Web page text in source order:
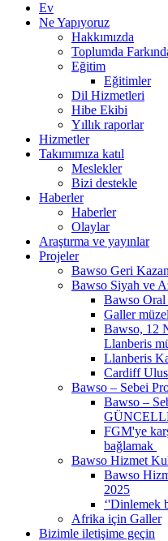
Ev
Ne Yapıyoruz
Hakkımızda
Toplumda
Eğitim
Eğitimler
Dil Hizmetleri
Hibe Ekibi
Yıllık raporlar
Hizmetler
Takımımıza katıl
Meslekler
Bizi destekle
Haberler
Haberler
Olaylar
Araştırma ve yayınlar
Projeler
Bawso Geri
Bawso Siyah ve
Bawso
Galler
Bawso, 12
Llanberis
Llanberis
Cardiff
Bawso – Sebei
Bawso –
FGM'ye
bağlamak
Bawso Hizmet
Bawso
2025
‘'Dinlemek
Afrika için Galler
Bizimle iletişime geçin